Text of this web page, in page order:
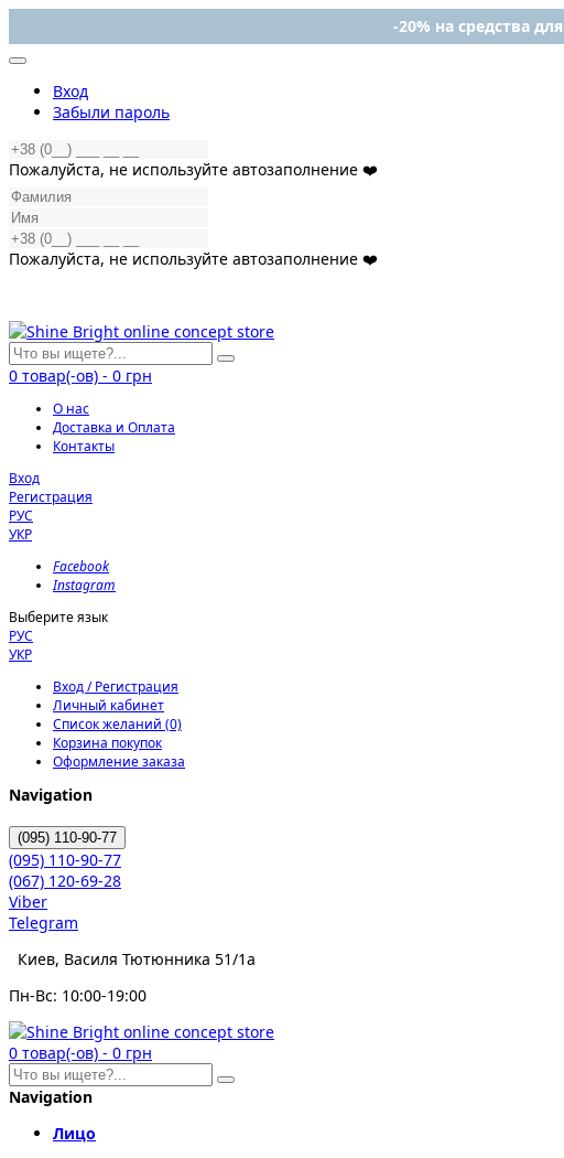
-20% на средства
Вход
Забыли пароль
Пожалуйста, не используйте автозаполнение ❤️
Пожалуйста, не используйте автозаполнение ❤️
0 товар(-ов) - 0 грн
О нас
Доставка и Оплата
Контакты
Вход
Регистрация
РУС
УКР
Facebook
Instagram
Выберите язык
РУС
УКР
Вход / Регистрация
Личный кабинет
Список желаний (0)
Корзина покупок
Оформление заказа
Navigation
(095) 110-90-77
(095) 110-90-77
(067) 120-69-28
Viber
Telegram
Киев, Василя Тютюнника 51/1а
Пн-Вс: 10:00-19:00
0 товар(-ов) - 0 грн
Navigation
Лицо